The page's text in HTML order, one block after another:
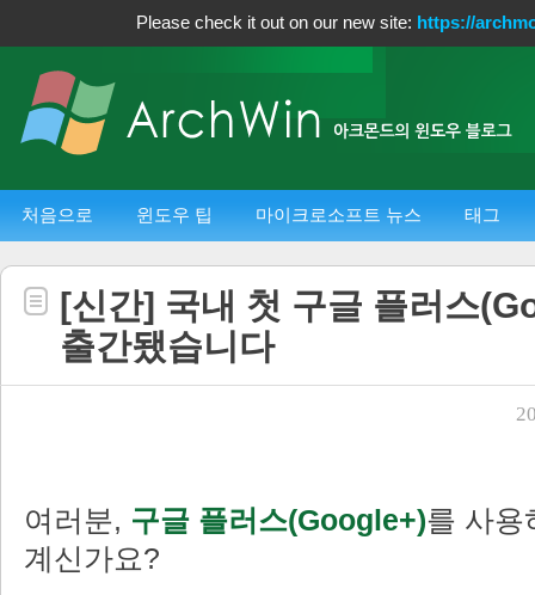
Please check it out on our new site: https://
처음으로 윈도우 팁 마이크로소프트 뉴스 태그
[신간] 국내 첫 구글 플러스
출간됐습니다
여러분, 구글 플러스(Google+)를 사용
계신가요?